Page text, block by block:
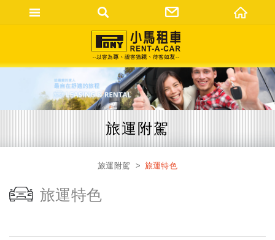
旅運附駕
旅運附駕 旅運特色
旅運特色